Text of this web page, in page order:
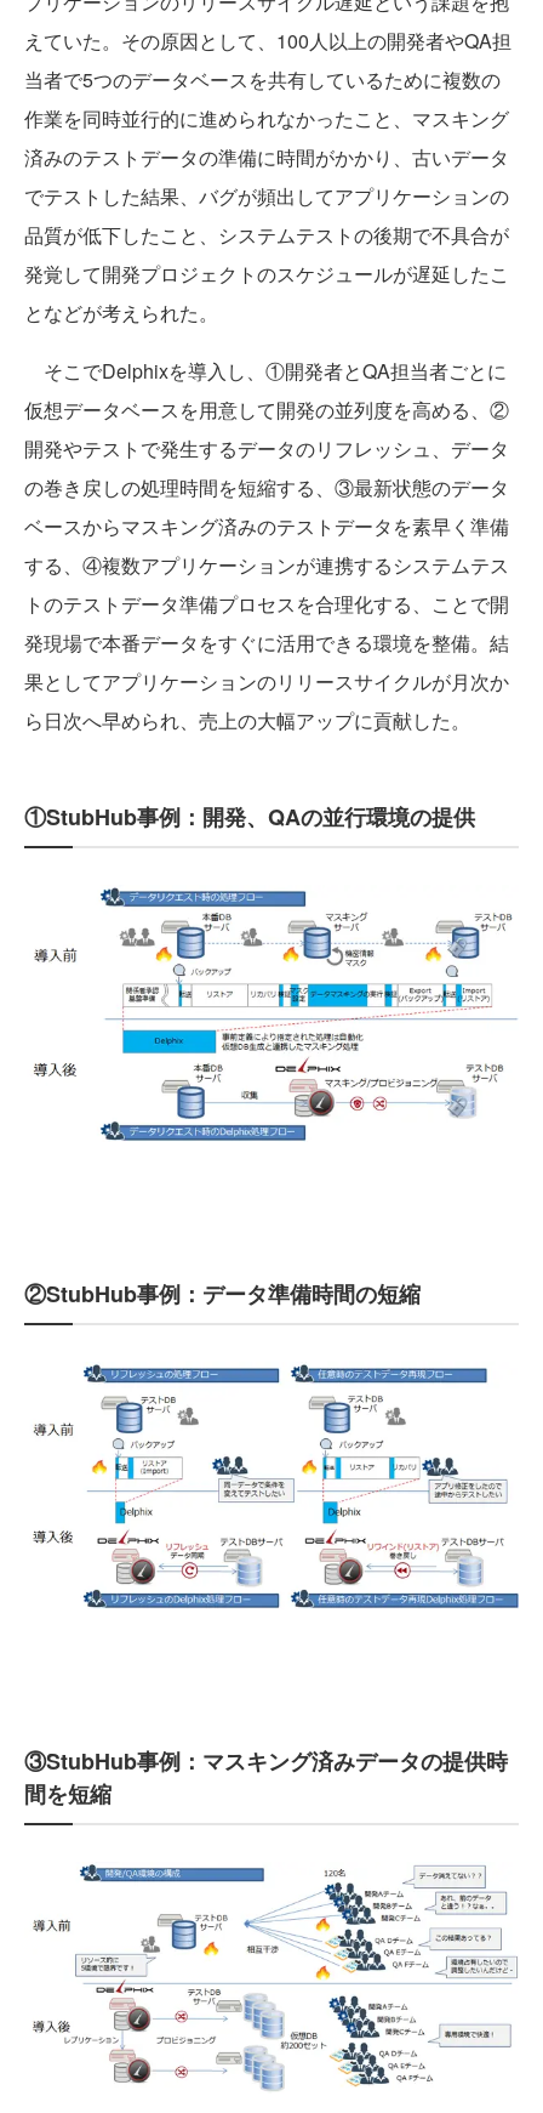
えていた。その原因として、100人以上の開発者やQA担
当者で5つのデータベースを共有しているために複数の
作業を同時並行的に進められなかったこと、マスキング
済みのテストデータの準備に時間がかかり、古いデータ
でテストした結果、バグが頻出してアプリケーションの
品質が低下したこと、システムテストの後期で不具合が
発覚して開発プロジェクトのスケジュールが遅延したこ
となどが考えられた。
そこでDelphixを導入し、①開発者とQA担当者ごとに
仮想データベースを用意して開発の並列度を高める、②
開発やテストで発生するデータのリフレッシュ、データ
の巻き戻しの処理時間を短縮する、③最新状態のデータ
ベースからマスキング済みのテストデータを素早く準備
する、④複数アプリケーションが連携するシステムテス
トのテストデータ準備プロセスを合理化する、ことで開
発現場で本番データをすぐに活用できる環境を整備。結
果としてアプリケーションのリリースサイクルが月次か
ら日次へ早められ、売上の大幅アップに貢献した。
①StubHub事例：開発、QAの並行環境の提供
②StubHub事例：データ準備時間の短縮
③StubHub事例：マスキング済みデータの提供時
間を短縮